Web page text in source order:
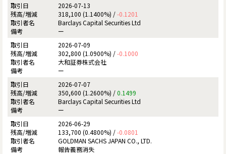
2026-07-13
318,100 (1.1400%) /-0.1201
Barclays Capital Securities Ltd
ー
2026-07-09
302,800 (1.0900%) /-0.1000
大和証券株式会社
ー
2026-07-07
350,600 (1.2600%) /0.1499
Barclays Capital Securities Ltd
ー
2026-06-29
133,700 (0.4800%) /-0.0801
GOLDMAN SACHS JAPAN CO., LTD.
報告義務消失